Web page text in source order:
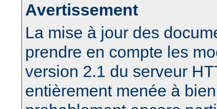
Avertissement
La mise à jour des
prendre en compte les
version 2.1 du serveur
entièrement menée à